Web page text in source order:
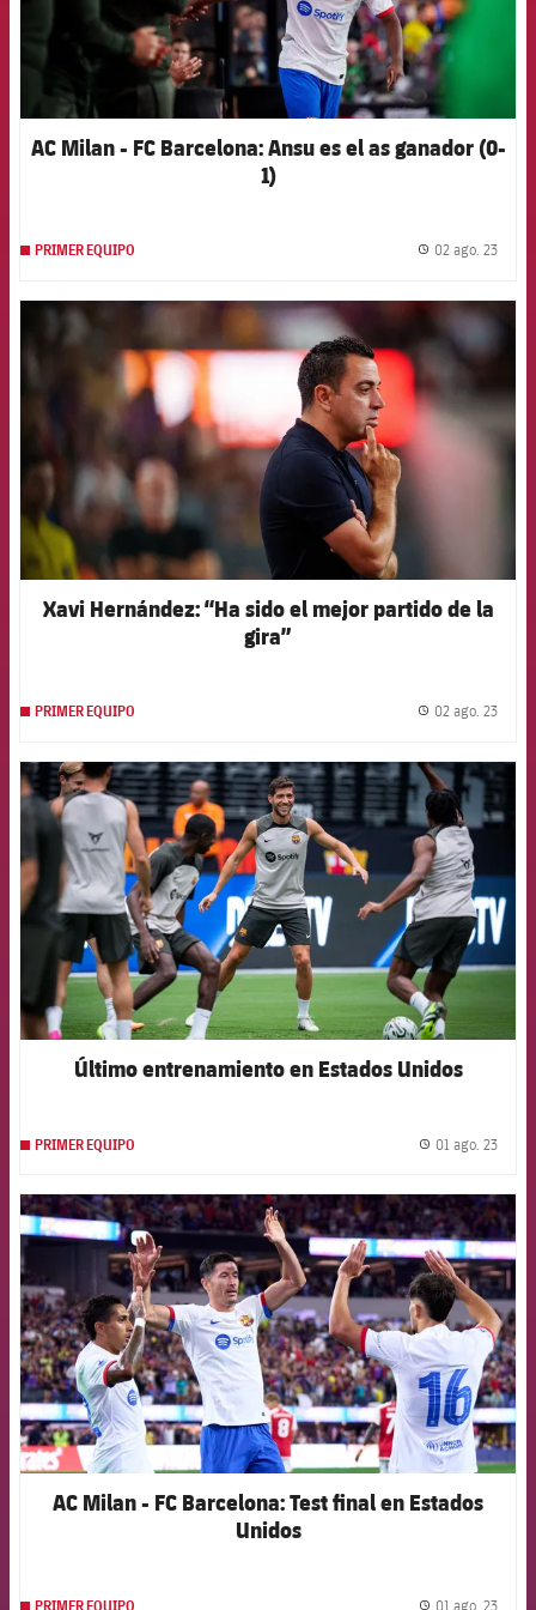
AC Milan - FC Barcelona: Ansu es el as ganador (0-
1)
PRIMER EQUIPO 02 ago. 23
FCB Barcelona badge
Xavi Hernández: “Ha sido el mejor partido de la
gira”
PRIMER EQUIPO 02 ago. 23
FCB Barcelona badge
Último entrenamiento en Estados Unidos
PRIMER EQUIPO 01 ago. 23
FCB Barcelona badge
AC Milan - FC Barcelona: Test final en Estados
Unidos
PRIMER EQUIPO 01 ago. 23